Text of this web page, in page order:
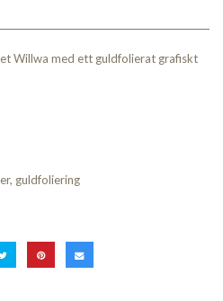
Willwa med ett guldfolierat grafiskt
guldfoliering